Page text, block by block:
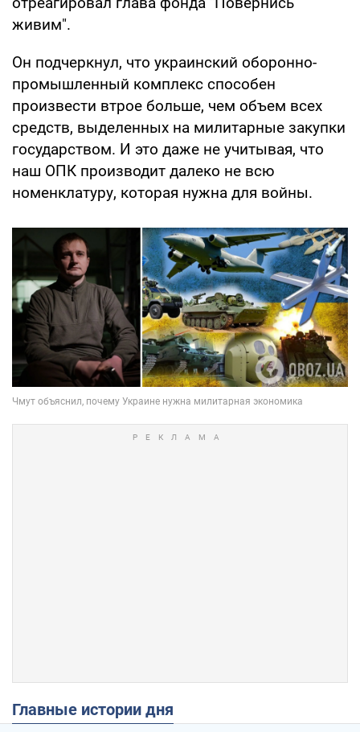
живим".
Он подчеркнул, что украинский оборонно-
промышленный комплекс способен
произвести втрое больше, чем объем всех
средств, выделенных на милитарные закупки
государством. И это даже не учитывая, что
наш ОПК производит далеко не всю
номенклатуру, которая нужна для войны.
Главные истории дня